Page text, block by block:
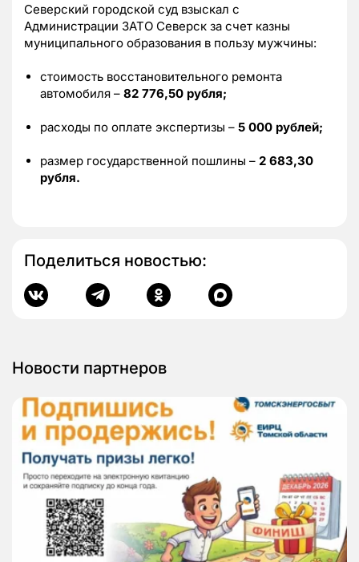
Северский городской суд взыскал с
Администрации ЗАТО Северск за счет казны
муниципального образования в пользу мужчины:
стоимость восстановительного ремонта
автомобиля – 82 776,50 рубля;
расходы по оплате экспертизы – 5 000 рублей;
размер государственной пошлины – 2 683,30
рубля.
Поделиться новостью:
Новости партнеров